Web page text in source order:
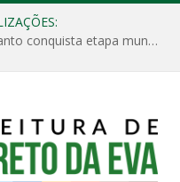
Escola Municipal Divino Espírito Santo conquista etapa municipal da V Feira Amazonense de Matemática